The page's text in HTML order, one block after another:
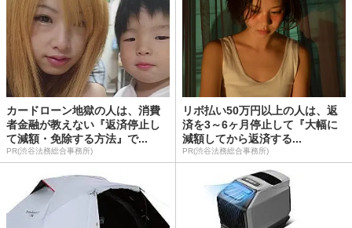
カードローン地獄の人は、消費
者金融が教えない『返済停止し
て減額・免除する方法』で...
PR(渋谷法務総合事務所)
リボ払い50万円以上の人は、返
済を3～6ヶ月停止して『大幅に
減額してから返済する...
PR(渋谷法務総合事務所)